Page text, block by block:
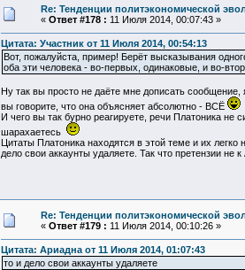
Re: Тенденции политэкономической
« Ответ #178 : 11 Июля 2014, 00:07:43 »
Цитата: Участник от 11 Июля 2014, 00:54:13
Вот, пожалуйста, пример! Берёт высказывания
оба эти человека - во-первых, одинаковые, и во-
Ну так вы просто не даёте мне дописать
вы говорите, что она объясняет абсолютно - ВСЁ
И чего вы так бурно реагируете, речи Платоника не
шарахаетесь
Цитаты Платоника находятся в этой теме и их
дело свои аккаунты удаляете. Так что претензии не
Re: Тенденции политэкономической
« Ответ #179 : 11 Июля 2014, 00:10:26 »
Цитата: Ариадна от 11 Июля 2014, 01:07:43
то и дело свои аккаунты удаляете